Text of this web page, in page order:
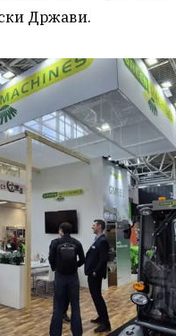
Држави.